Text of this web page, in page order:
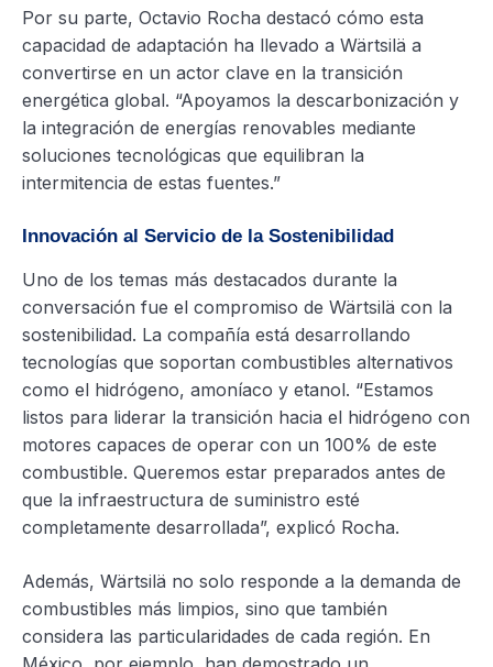
Por su parte, Octavio Rocha destacó cómo esta
capacidad de adaptación ha llevado a Wärtsilä a
convertirse en un actor clave en la transición
energética global. “Apoyamos la descarbonización y
la integración de energías renovables mediante
soluciones tecnológicas que equilibran la
intermitencia de estas fuentes.”
Innovación al Servicio de la Sostenibilidad
Uno de los temas más destacados durante la
conversación fue el compromiso de Wärtsilä con la
sostenibilidad. La compañía está desarrollando
tecnologías que soportan combustibles alternativos
como el hidrógeno, amoníaco y etanol. “Estamos
listos para liderar la transición hacia el hidrógeno con
motores capaces de operar con un 100% de este
combustible. Queremos estar preparados antes de
que la infraestructura de suministro esté
completamente desarrollada”, explicó Rocha.
Además, Wärtsilä no solo responde a la demanda de
combustibles más limpios, sino que también
considera las particularidades de cada región. En